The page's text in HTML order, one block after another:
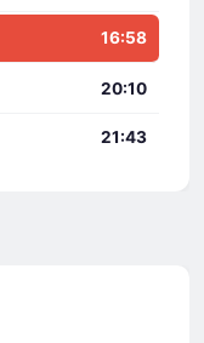
16:58
20:10
21:43